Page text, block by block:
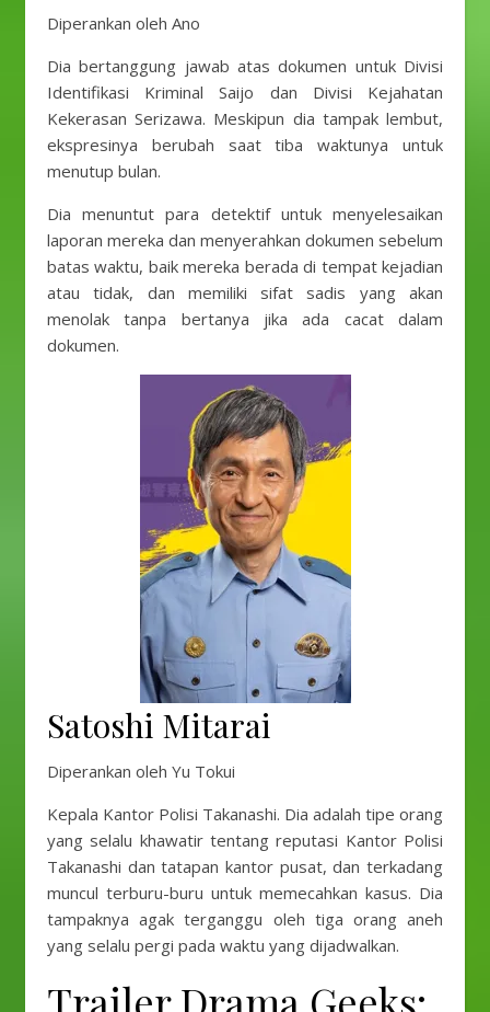
Diperankan oleh Ano
Dia bertanggung jawab atas dokumen untuk Divisi
Identifikasi Kriminal Saijo dan Divisi Kejahatan
Kekerasan Serizawa. Meskipun dia tampak lembut,
ekspresinya berubah saat tiba waktunya untuk
menutup bulan.
Dia menuntut para detektif untuk menyelesaikan
laporan mereka dan menyerahkan dokumen sebelum
batas waktu, baik mereka berada di tempat kejadian
atau tidak, dan memiliki sifat sadis yang akan
menolak tanpa bertanya jika ada cacat dalam
dokumen.
Satoshi Mitarai
Diperankan oleh Yu Tokui
Kepala Kantor Polisi Takanashi. Dia adalah tipe orang
yang selalu khawatir tentang reputasi Kantor Polisi
Takanashi dan tatapan kantor pusat, dan terkadang
muncul terburu-buru untuk memecahkan kasus. Dia
tampaknya agak terganggu oleh tiga orang aneh
yang selalu pergi pada waktu yang dijadwalkan.
Trailer Drama Geeks: